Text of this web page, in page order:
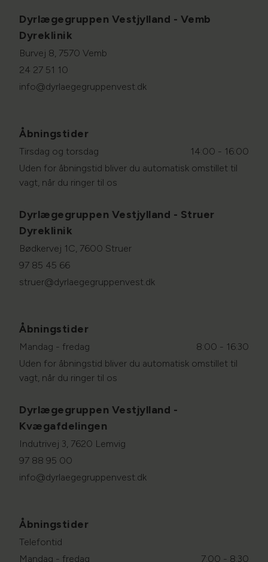
Dyrlægegruppen Vestjylland - Vemb
Dyreklinik
Burvej 8, 7570 Vemb
24 27 51 10
info@dyrlaegegruppenvest.dk
Åbningstider
Tirsdag og torsdag
14:00 - 16:00
Uden for åbningstid bliver du automatisk omstillet til
vagt, når du ringer til os
Dyrlægegruppen Vestjylland - Struer
Dyreklinik
Bødkervej 1C, 7600 Struer
97 85 45 66
struer@dyrlaegegruppenvest.dk
Åbningstider
Mandag - fredag
8:00 - 16:30
Uden for åbningstid bliver du automatisk omstillet til
vagt, når du ringer til os
Dyrlægegruppen Vestjylland -
Kvægafdelingen
Indutrivej 3, 7620 Lemvig
97 88 95 00
info@dyrlaegegruppenvest.dk
Åbningstider
Telefontid
Mandag - fredag
7:00 - 8:30